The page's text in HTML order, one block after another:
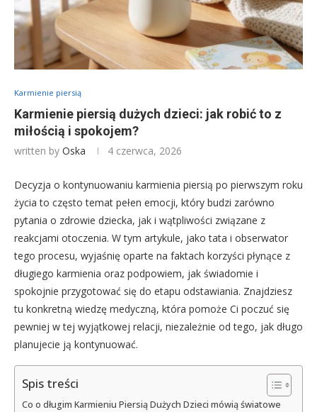
Karmienie piersią
Karmienie piersią dużych dzieci: jak robić to z
miłością i spokojem?
written by Oska 4 czerwca, 2026
Decyzja o kontynuowaniu karmienia piersią po pierwszym roku
życia to często temat pełen emocji, który budzi zarówno
pytania o zdrowie dziecka, jak i wątpliwości związane z
reakcjami otoczenia. W tym artykule, jako tata i obserwator
tego procesu, wyjaśnię oparte na faktach korzyści płynące z
długiego karmienia oraz podpowiem, jak świadomie i
spokojnie przygotować się do etapu odstawiania. Znajdziesz
tu konkretną wiedzę medyczną, która pomoże Ci poczuć się
pewniej w tej wyjątkowej relacji, niezależnie od tego, jak długo
planujecie ją kontynuować.
Spis treści
Co o długim Karmieniu Piersią Dużych Dzieci mówią światowe